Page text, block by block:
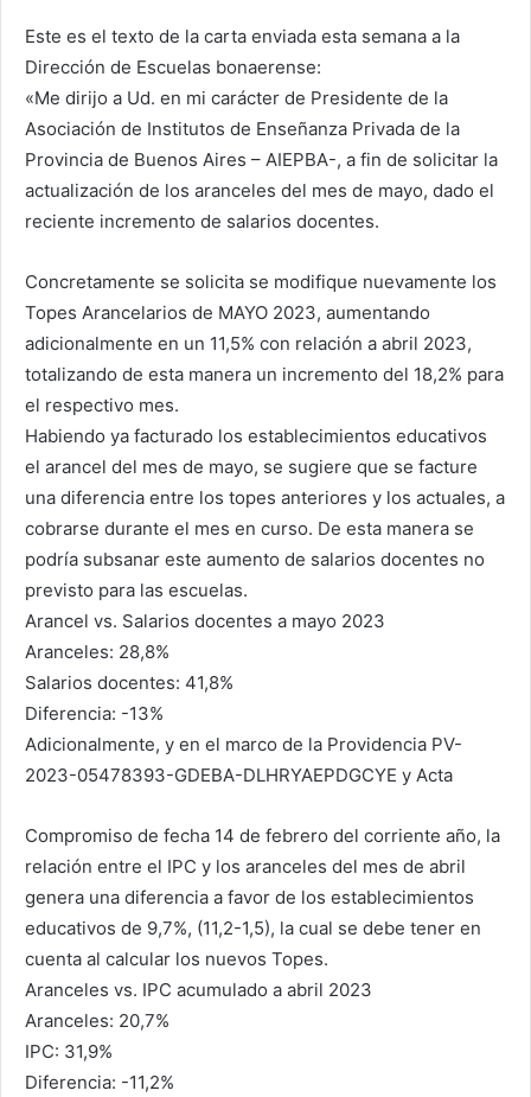
Este es el texto de la carta enviada esta semana a la
Dirección de Escuelas bonaerense:
«Me dirijo a Ud. en mi carácter de Presidente de la
Asociación de Institutos de Enseñanza Privada de la
Provincia de Buenos Aires – AIEPBA-, a fin de solicitar la
actualización de los aranceles del mes de mayo, dado el
reciente incremento de salarios docentes.
Concretamente se solicita se modifique nuevamente los
Topes Arancelarios de MAYO 2023, aumentando
adicionalmente en un 11,5% con relación a abril 2023,
totalizando de esta manera un incremento del 18,2% para
el respectivo mes.
Habiendo ya facturado los establecimientos educativos
el arancel del mes de mayo, se sugiere que se facture
una diferencia entre los topes anteriores y los actuales, a
cobrarse durante el mes en curso. De esta manera se
podría subsanar este aumento de salarios docentes no
previsto para las escuelas.
Arancel vs. Salarios docentes a mayo 2023
Aranceles: 28,8%
Salarios docentes: 41,8%
Diferencia: -13%
Adicionalmente, y en el marco de la Providencia PV-
2023-05478393-GDEBA-DLHRYAEPDGCYE y Acta
Compromiso de fecha 14 de febrero del corriente año, la
relación entre el IPC y los aranceles del mes de abril
genera una diferencia a favor de los establecimientos
educativos de 9,7%, (11,2-1,5), la cual se debe tener en
cuenta al calcular los nuevos Topes.
Aranceles vs. IPC acumulado a abril 2023
Aranceles: 20,7%
IPC: 31,9%
Diferencia: -11,2%